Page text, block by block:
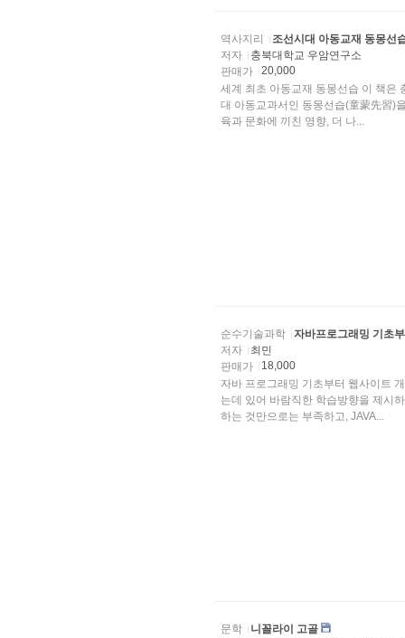
역사지리
조선시대 아동교재 동몽선
저자
충북대학교 우암연구소
판매가
20,000
세계 최초 아동교재 동몽선습 이 책은
대 아동교과서인 동몽선습(童蒙先習)
육과 문화에 끼친 영향, 더 나...
순수기술과학
자바프로그래밍 기초
저자
최민
판매가
18,000
자바 프로그래밍 기초부터 웹사이트
는데 있어 바람직한 학습방향을 제시
하는 것만으로는 부족하고, JAVA...
문학
니꼴라이 고골